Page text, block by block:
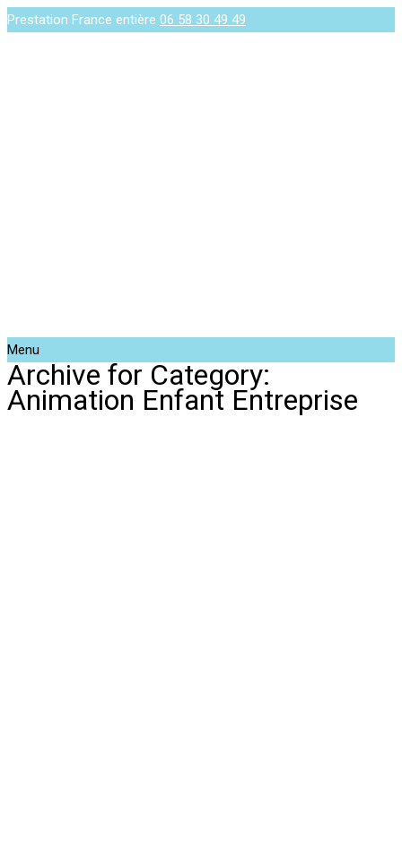
Prestation France entière 06 58 30 49 49
Menu
Archive for Category:
Animation Enfant Entreprise